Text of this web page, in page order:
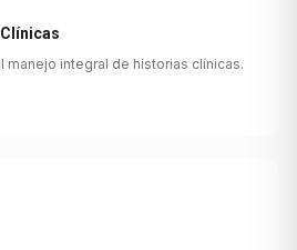
manejo integral de historias clínicas.